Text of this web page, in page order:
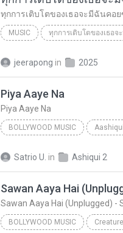
MUSIC
jeerapong in 2025
Piya Aaye Na
Piya Aaye Na
BOLLYWOOD MUSIC
Satrio U. in Ashiqui 2
Sawan Aaya Hai (Unplugged) -
BOLLYWOOD MUSIC